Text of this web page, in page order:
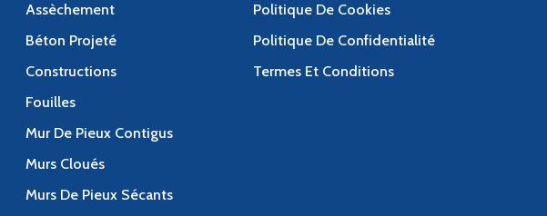
Assèchement
Béton Projeté
Constructions
Fouilles
Mur De Pieux Contigus
Murs Cloués
Murs De Pieux Sécants
Politique De Cookies
Politique De Confidentialité
Termes Et Conditions